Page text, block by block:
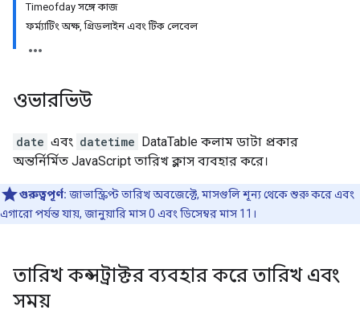
Timeofday সঙ্গে কাজ
ফর্ম্যাটিং অক্ষ, গ্রিডলাইন এবং টিক লেবেল
ওভারভিউ
date এবং datetime DataTable কলাম ডাটা প্রকার
অন্তর্নির্মিত JavaScript তারিখ ক্লাস ব্যবহার করে।
গুরুত্বপূর্ণ: জাভাস্ক্রিপ্ট তারিখ অবজেক্টে, মাসগুলি শূন্য থেকে শুরু করে এবং
এগারো পর্যন্ত যায়, জানুয়ারি মাস 0 এবং ডিসেম্বর মাস 11।
তারিখ কন্সট্রাক্টর ব্যবহার করে তারিখ এবং
সময়